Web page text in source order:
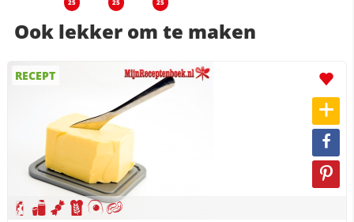
25 25 25
Ook lekker om te maken
RECEPT